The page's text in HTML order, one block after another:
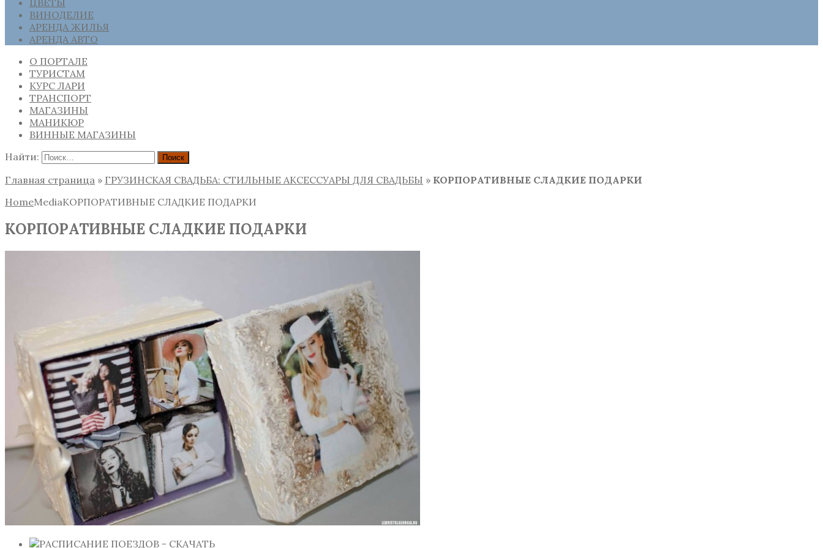
ВИНОДЕЛИЕ
АРЕНДА ЖИЛЬЯ
АРЕНДА АВТО
О ПОРТАЛЕ
ТУРИСТАМ
КУРС ЛАРИ
ТРАНСПОРТ
МАГАЗИНЫ
МАНИКЮР
ВИННЫЕ МАГАЗИНЫ
Найти:
Главная страница » ГРУЗИНСКАЯ СВАДЬБА: СТИЛЬНЫЕ АКСЕССУАРЫ ДЛЯ СВАДЬБЫ » КОРПОРАТИВНЫЕ СЛАДКИЕ ПОДАРКИ
HomeMediaКОРПОРАТИВНЫЕ СЛАДКИЕ ПОДАРКИ
КОРПОРАТИВНЫЕ СЛАДКИЕ ПОДАРКИ